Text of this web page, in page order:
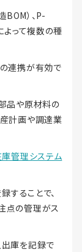
BOM）、P-
よって複数の種
連携が有効で
品や原材料の
計画や調達業
庫管理システム
ることで、
点の管理がス
出庫を記録で